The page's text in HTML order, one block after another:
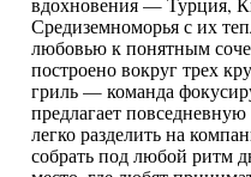
Средиземноморья с их
любовью к понятным
построено вокруг трех
гриль — команда
предлагает
легко разделить на
собрать под любой ритм